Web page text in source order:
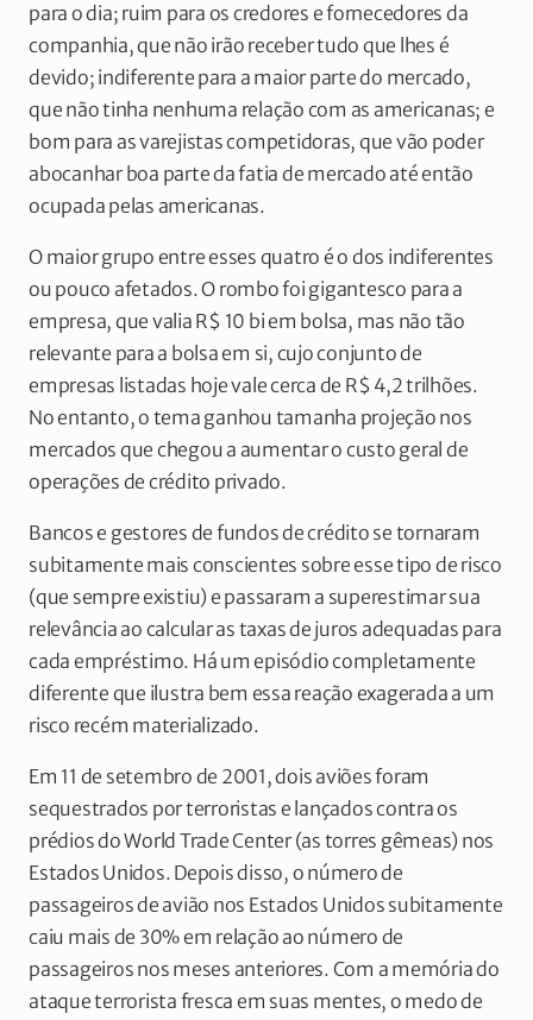
para o dia; ruim para os credores e fornecedores da
companhia, que não irão receber tudo que lhes é
devido; indiferente para a maior parte do mercado,
que não tinha nenhuma relação com as americanas; e
bom para as varejistas competidoras, que vão poder
abocanhar boa parte da fatia de mercado até então
ocupada pelas americanas.
O maior grupo entre esses quatro é o dos indiferentes
ou pouco afetados. O rombo foi gigantesco para a
empresa, que valia R$ 10 bi em bolsa, mas não tão
relevante para a bolsa em si, cujo conjunto de
empresas listadas hoje vale cerca de R$ 4,2 trilhões.
No entanto, o tema ganhou tamanha projeção nos
mercados que chegou a aumentar o custo geral de
operações de crédito privado.
Bancos e gestores de fundos de crédito se tornaram
subitamente mais conscientes sobre esse tipo de risco
(que sempre existiu) e passaram a superestimar sua
relevância ao calcular as taxas de juros adequadas para
cada empréstimo. Há um episódio completamente
diferente que ilustra bem essa reação exagerada a um
risco recém materializado.
Em 11 de setembro de 2001, dois aviões foram
sequestrados por terroristas e lançados contra os
prédios do World Trade Center (as torres gêmeas) nos
Estados Unidos. Depois disso, o número de
passageiros de avião nos Estados Unidos subitamente
caiu mais de 30% em relação ao número de
passageiros nos meses anteriores. Com a memória do
ataque terrorista fresca em suas mentes, o medo de